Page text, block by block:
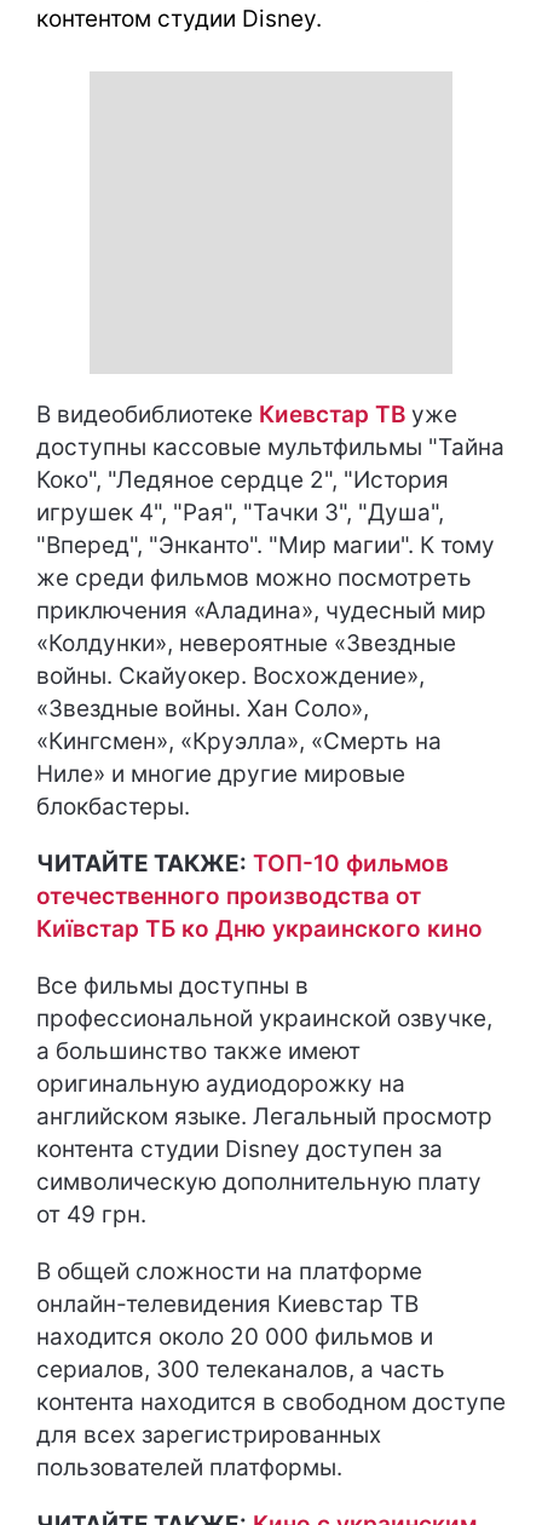
контентом студии Disney.
В видеобиблиотеке Киевстар ТВ уже
доступны кассовые мультфильмы "Тайна
Коко", "Ледяное сердце 2", "История
игрушек 4", "Рая", "Тачки 3", "Душа",
"Вперед", "Энканто". "Мир магии". К тому
же среди фильмов можно посмотреть
приключения «Аладина», чудесный мир
«Колдунки», невероятные «Звездные
войны. Скайуокер. Восхождение»,
«Звездные войны. Хан Соло»,
«Кингсмен», «Круэлла», «Смерть на
Ниле» и многие другие мировые
блокбастеры.
ЧИТАЙТЕ ТАКЖЕ: ТОП-10 фильмов
отечественного производства от
Київстар ТБ ко Дню украинского кино
Все фильмы доступны в
профессиональной украинской озвучке,
а большинство также имеют
оригинальную аудиодорожку на
английском языке. Легальный просмотр
контента студии Disney доступен за
символическую дополнительную плату
от 49 грн.
В общей сложности на платформе
онлайн-телевидения Киевстар ТВ
находится около 20 000 фильмов и
сериалов, 300 телеканалов, а часть
контента находится в свободном доступе
для всех зарегистрированных
пользователей платформы.